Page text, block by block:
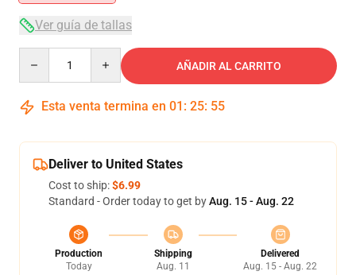
Ver guía de tallas
AÑADIR AL CARRITO
Esta venta termina en 01 : 25: 55
Deliver to United States
Cost to ship:$6.99
Standard - Order today to get byAug. 15 - Aug. 22
Production
Today
Shipping
Aug. 11
Delivered
Aug. 15 - Aug. 22